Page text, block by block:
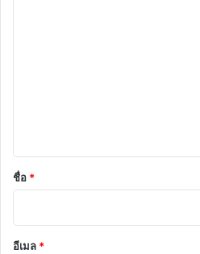
*
ชื่อ *
อีเมล *